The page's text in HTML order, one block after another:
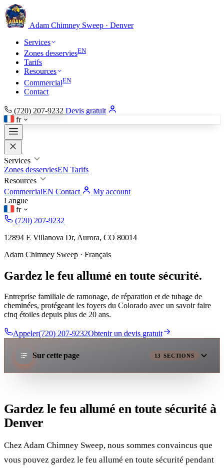
Adam Chimney Sweep · Denver
Services
Zones desserviesEN
Tarifs
Resources
CommercialEN
Contact
(720) 207-9232 Devis gratuit
fr
Services
Zones desserviesEN Tarifs
Resources
CommercialEN Contact
My account
Langue
fr
(720) 207-9232
12894 E Villanova Dr, Aurora, CO 80014
Adam Chimney Sweep · Français
Gardez le feu allumé en toute sécurité.
Entreprise familiale de ramonage, de réparation et de tubage de
cheminées, protégeant les foyers du Colorado avec un savoir faire
cinq étoiles depuis plus de 20 ans.
Appeler(720) 207-9232Obtenir un devis gratuit
Sur cette page 13 SECTIONS
Gardez le feu allumé en toute sécurité à
Denver
Chez Adam Chimney Sweep, nous sommes convaincus que
vous pouvez gardez le feu allumé en toute sécurité pendant